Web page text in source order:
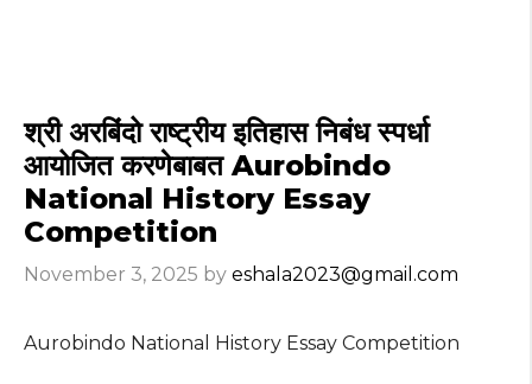
श्री अरबिंदो राष्ट्रीय इतिहास निबंध स्पर्धा
आयोजित करणेबाबत Aurobindo
National History Essay
Competition
November 3, 2025 by eshala2023@gmail.com
Aurobindo National History Essay Competition